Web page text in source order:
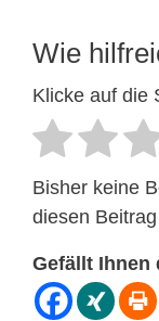
Wie
Klicke auf die
Bisher keine
diesen
Gefällt Ihnen